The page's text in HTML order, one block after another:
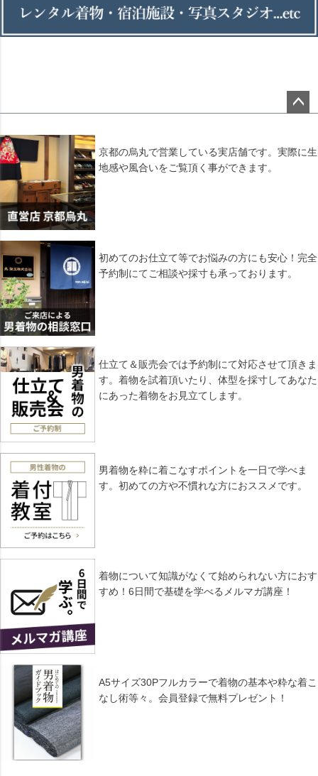
ップ
京都の烏丸で営業している実店舗です。実際に生
地感や風合いをご覧頂く事ができます。
初めてのお仕立て等でお悩みの方にも安心！完全
予約制にてご相談や採寸も承っております。
仕立て＆販売会では予約制にて対応させて頂きま
す。着物を試着頂いたり、体型を採寸してあなた
にあった着物をお見立てします。
男着物を粋に着こなすポイントを一日で学べま
す。初めての方や不慣れな方におススメです。
着物について知識がなくて始められない方におす
すめ！6日間で基礎を学べるメルマガ講座！
A5サイズ30Pフルカラーで着物の基本や粋な着こ
なし術等々。会員登録で無料プレゼント！